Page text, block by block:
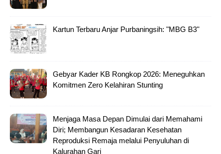
Kartun Terbaru Anjar Purbaningsih: "MBG B3"
Gebyar Kader KB Rongkop 2026: Meneguhkan
Komitmen Zero Kelahiran Stunting
Menjaga Masa Depan Dimulai dari Memahami
Diri; Membangun Kesadaran Kesehatan
Reproduksi Remaja melalui Penyuluhan di
Kalurahan Gari